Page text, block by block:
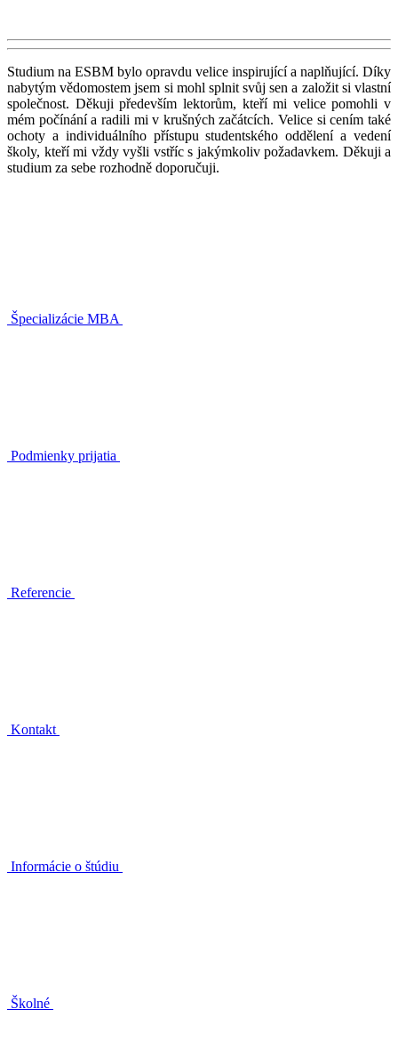
Studium na ESBM bylo opravdu velice inspirující a naplňující. Díky
nabytým vědomostem jsem si mohl splnit svůj sen a založit si vlastní
společnost. Děkuji především lektorům, kteří mi velice pomohli v
mém počínání a radili mi v krušných začátcích. Velice si cením také
ochoty a individuálního přístupu studentského oddělení a vedení
školy, kteří mi vždy vyšli vstříc s jakýmkoliv požadavkem. Děkuji a
studium za sebe rozhodně doporučuji.
Špecializácie MBA
Podmienky prijatia
Referencie
Kontakt
Informácie o štúdiu
Školné